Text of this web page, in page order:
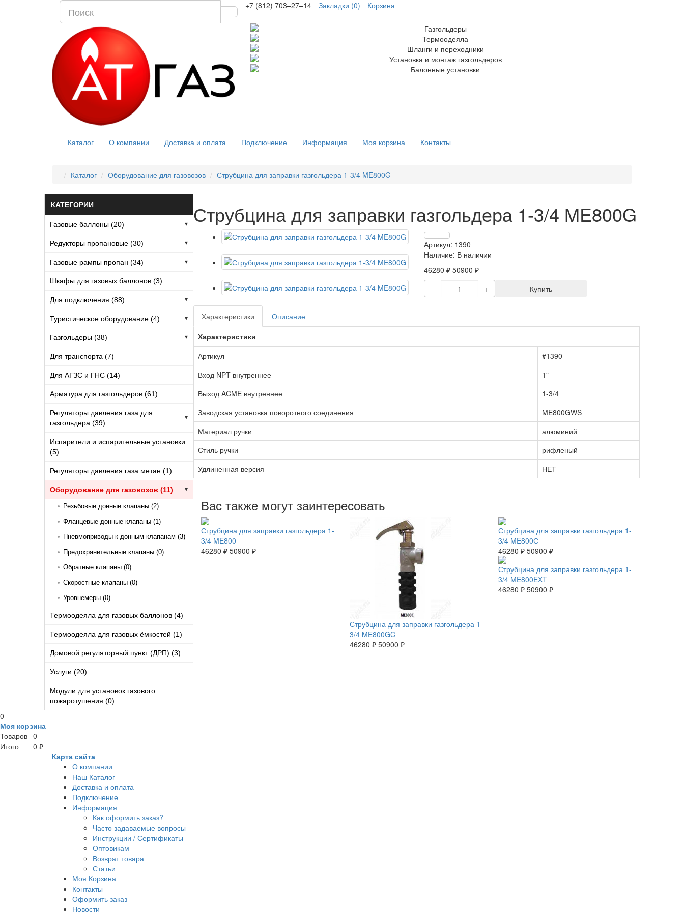
+7 (812) 703–27–14 Закладки (0) Корзина
Каталог О компании Доставка и оплата Подключение Информация Моя корзина Контакты
Каталог Оборудование для газовозов Струбцина для заправки газгольдера 1-3/4 ME800G
КАТЕГОРИИ
Газовые баллоны (20) ▾
Редукторы пропановые (30) ▾
Газовые рампы пропан (34) ▾
Шкафы для газовых баллонов (3)
Для подключения (88) ▾
Туристическое оборудование (4) ▾
Газгольдеры (38) ▾
Для транспорта (7)
Для АГЗС и ГНС (14)
Арматура для газгольдеров (61)
Регуляторы давления газа для
газгольдера (39)
▾
Испарители и испарительные установки
(5)
Регуляторы давления газа метан (1)
Оборудование для газовозов (11) ▾
• Резьбовые донные клапаны (2)
• Фланцевые донные клапаны (1)
• Пневмоприводы к донным клапанам (3)
• Предохранительные клапаны (0)
• Обратные клапаны (0)
• Скоростные клапаны (0)
• Уровнемеры (0)
Термоодеяла для газовых баллонов (4)
Термоодеяла для газовых ёмкостей (1)
Домовой регуляторный пункт (ДРП) (3)
Услуги (20)
Модули для установок газового
пожаротушения (0)
Струбцина для заправки газгольдера 1-3/4 ME800G
Артикул: 1390
Наличие: В наличии
46280 ₽50900 ₽
−
+ Купить
Характеристики
Описание
Характеристики
Артикул
#1390
Вход NPT внутреннее
1"
Выход ACME внутреннее
1-3/4
Заводская установка поворотного соединения
ME800GWS
Материал ручки
алюминий
Стиль ручки
рифленый
Удлиненная версия
НЕТ
Вас также могут заинтересовать
Струбцина для заправки газгольдера 1-
3/4 ME800
46280 ₽ 50900 ₽
Струбцина для заправки газгольдера 1-
3/4 ME800GC
46280 ₽ 50900 ₽
Струбцина для заправки газгольдера 1-
3/4 ME800С
46280 ₽ 50900 ₽
Струбцина для заправки газгольдера 1-
3/4 ME800EXT
46280 ₽ 50900 ₽
0
Моя корзина
Товаров 0
Итого
0 ₽
Карта сайта
О компании
Наш Каталог
Доставка и оплата
Подключение
Информация
Как оформить заказ?
Часто задаваемые вопросы
Инструкции / Сертификаты
Оптовикам
Возврат товара
Статьи
Моя Корзина
Контакты
Оформить заказ
Новости